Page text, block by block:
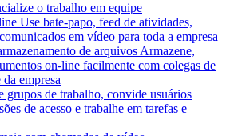
o trabalho em equipe
Use bate-papo, feed de atividades,
em vídeo para toda a empresa
de arquivos Armazene,
on-line facilmente com colegas de
empresa
grupos de trabalho, convide usuários
de acesso e trabalhe em tarefas e